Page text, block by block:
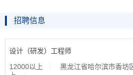
招聘信息
设计（研发）工程师
12000以上 黑龙江省哈尔滨市香坊